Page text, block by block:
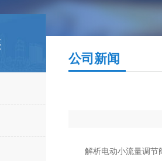
公司新闻
解析电动小流量调节